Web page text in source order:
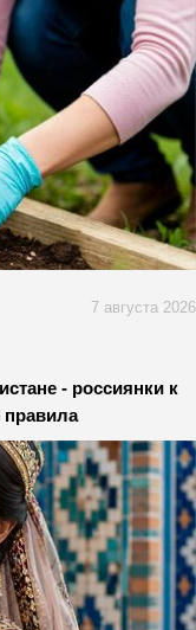
7 августа 2026
- россиянки к